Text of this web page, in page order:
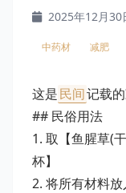
2025年12月30
中药材 减肥
这是民间记载
## 民俗用法
1. 取【鱼腥草(
杯】
2. 将所有材料